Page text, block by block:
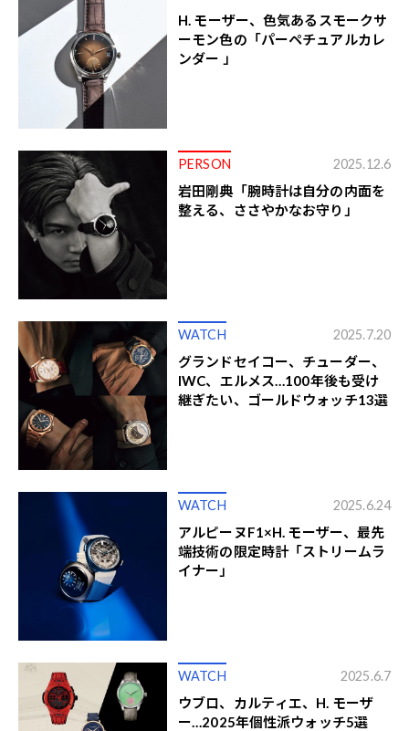
H. モーザー、色気あるスモークサ
ーモン色の「パーペチュアルカレ
ンダー 」
PERSON 2025.12.6
岩田剛典「腕時計は自分の内面を
整える、ささやかなお守り」
WATCH 2025.7.20
グランドセイコー、チューダー、
IWC、エルメス…100年後も受け
継ぎたい、ゴールドウォッチ13選
WATCH 2025.6.24
アルピーヌF1×H. モーザー、最先
端技術の限定時計「ストリームラ
イナー」
WATCH 2025.6.7
ウブロ、カルティエ、H. モーザ
ー…2025年個性派ウォッチ5選